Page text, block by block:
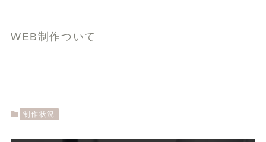
WEB制作ついて
制作状況